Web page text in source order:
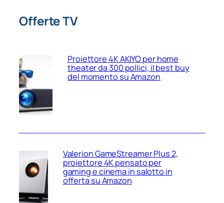
Offerte TV
Proiettore 4K AKIYO per home
theater da 300 pollici, il best buy
del momento su Amazon
Valerion GameStreamer Plus 2,
proiettore 4K pensato per
gaming e cinema in salotto in
offerta su Amazon